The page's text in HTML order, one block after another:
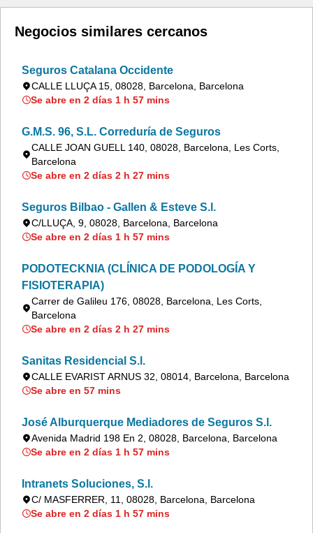
Negocios similares cercanos
Seguros Catalana Occidente
CALLE LLUÇA 15, 08028, Barcelona, Barcelona
Se abre en 2 días 1 h 57 mins
G.M.S. 96, S.L. Correduría de Seguros
CALLE JOAN GUELL 140, 08028, Barcelona, Les Corts,
Barcelona
Se abre en 2 días 2 h 27 mins
Seguros Bilbao - Gallen & Esteve S.l.
C/LLUÇA, 9, 08028, Barcelona, Barcelona
Se abre en 2 días 1 h 57 mins
PODOTECKNIA (CLÍNICA DE PODOLOGÍA Y
FISIOTERAPIA)
Carrer de Galileu 176, 08028, Barcelona, Les Corts,
Barcelona
Se abre en 2 días 2 h 27 mins
Sanitas Residencial S.l.
CALLE EVARIST ARNUS 32, 08014, Barcelona, Barcelona
Se abre en 57 mins
José Alburquerque Mediadores de Seguros S.l.
Avenida Madrid 198 En 2, 08028, Barcelona, Barcelona
Se abre en 2 días 1 h 57 mins
Intranets Soluciones, S.l.
C/ MASFERRER, 11, 08028, Barcelona, Barcelona
Se abre en 2 días 1 h 57 mins